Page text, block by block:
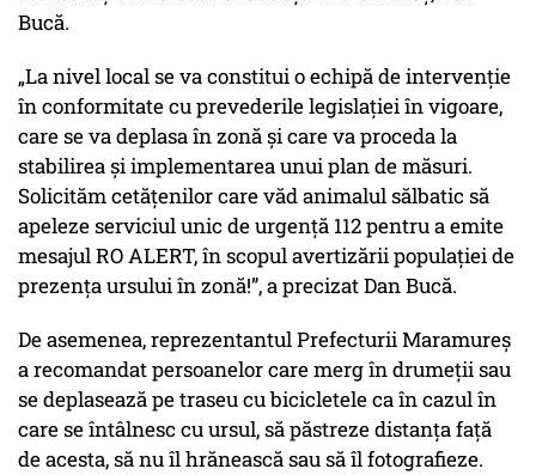
Bucă.
„La nivel local se va constitui o echipă de intervenţie
în conformitate cu prevederile legislaţiei în vigoare,
care se va deplasa în zonă şi care va proceda la
stabilirea şi implementarea unui plan de măsuri.
Solicităm cetăţenilor care văd animalul sălbatic să
apeleze serviciul unic de urgenţă 112 pentru a emite
mesajul RO ALERT, în scopul avertizării populaţiei de
prezenţa ursului în zonă!”, a precizat Dan Bucă.
De asemenea, reprezentantul Prefecturii Maramureş
a recomandat persoanelor care merg în drumeţii sau
se deplasează pe traseu cu bicicletele ca în cazul în
care se întâlnesc cu ursul, să păstreze distanţa faţă
de acesta, să nu îl hrănească sau să îl fotografieze.